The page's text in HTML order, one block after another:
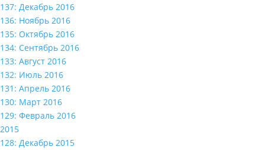
137: Декабрь 2016
136: Ноябрь 2016
135: Октябрь 2016
134: Сентябрь 2016
133: Август 2016
132: Июль 2016
131: Апрель 2016
130: Март 2016
129: Февраль 2016
2015
128: Декабрь 2015